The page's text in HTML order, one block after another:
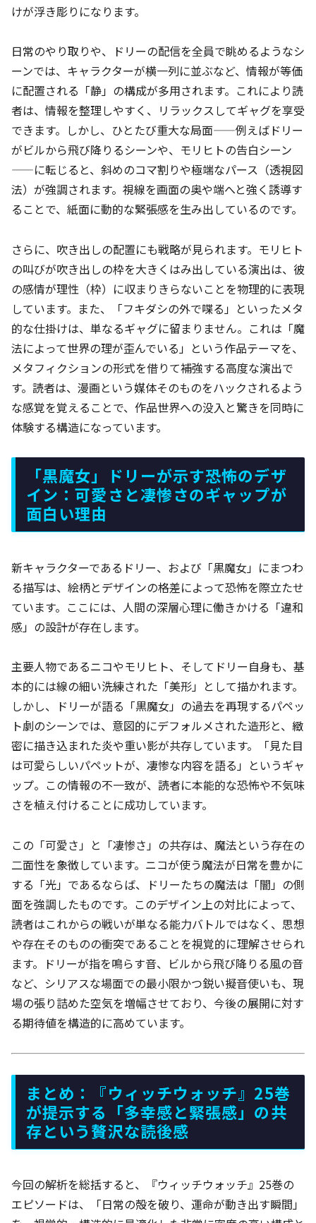
けが浮き彫りになります。
日常のやり取りや、ドリーの配信を全員で眺めるようなシ
ーンでは、キャラクターが横一列に並ぶなど、情報が等価
に配置される「静」の構成が多用されます。これにより読
者は、情報を整理しやすく、リラックスしてギャグを享受
できます。しかし、ひとたび重大な局面——例えばドリー
がビルから飛び降りるシーンや、モリヒトの告白シーン
——に転じると、斜めのコマ割りや極端なパース（透視図
法）が強調されます。視線を画面の奥や端へと強く誘導す
ることで、紙面に動的な緊張感を生み出しているのです。
さらに、吹き出しの配置にも戦略が見られます。モリヒト
の叫びが吹き出しの枠を大きくはみ出している演出は、彼
の感情が理性（枠）に収まりきらないことを物理的に表現
しています。また、「フキダシの外で喋る」といったメタ
的な仕掛けは、単なるギャグに留まりません。これは「魔
法によって世界の理が歪んでいる」という作品テーマを、
メタフィクションの形式を借りて補強する高度な演出で
す。読者は、漫画という媒体そのものをハックされるよう
な感覚を覚えることで、作品世界への没入と驚きを同時に
体験する構造になっています。
「黒魔女」ドリーが示す恐怖のデザ
イン：可愛さと凄惨さのギャップが
面白い理由
新キャラクターであるドリー、および「黒魔女」にまつわ
る描写は、絵柄とデザインの格差によって恐怖を際立たせ
ています。ここには、人間の深層心理に働きかける「違和
感」の設計が存在します。
主要人物であるニコやモリヒト、そしてドリー自身も、基
本的には線の細い洗練された「美形」として描かれます。
しかし、ドリーが語る「黒魔女」の過去を再現するパペッ
ト劇のシーンでは、意図的にデフォルメされた造形と、緻
密に描き込まれた炎や重い影が共存しています。「見た目
は可愛らしいパペットが、凄惨な内容を語る」というギャ
ップ。この情報の不一致が、読者に本能的な恐怖や不気味
さを植え付けることに成功しています。
この「可愛さ」と「凄惨さ」の共存は、魔法という存在の
二面性を象徴しています。ニコが使う魔法が日常を豊かに
する「光」であるならば、ドリーたちの魔法は「闇」の側
面を強調したものです。このデザイン上の対比によって、
読者はこれからの戦いが単なる能力バトルではなく、思想
や存在そのものの衝突であることを視覚的に理解させられ
ます。ドリーが指を鳴らす音、ビルから飛び降りる風の音
など、シリアスな場面での最小限かつ鋭い擬音使いも、現
場の張り詰めた空気を増幅させており、今後の展開に対す
る期待値を構造的に高めています。
まとめ：『ウィッチウォッチ』25巻
が提示する「多幸感と緊張感」の共
存という贅沢な読後感
今回の解析を総括すると、『ウィッチウォッチ』25巻の
エピソードは、「日常の殻を破り、運命が動き出す瞬間」